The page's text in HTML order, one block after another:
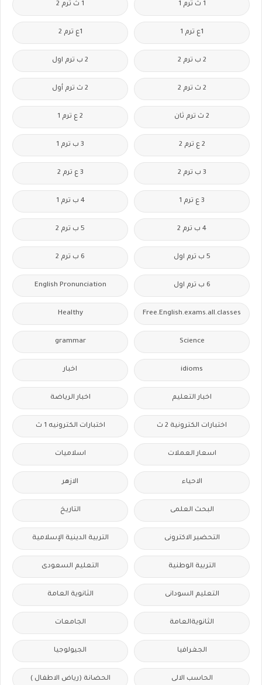
1 ث ترم 1 1 ث ترم 2
1ع ترم 1 1ع ترم 2
2 ب ترم 2 2 ب ترم اول
2 ث ترم 2 2 ث ترم أول
2 ث ترم ثان 2 ع ترم 1
2 ع ترم 2 3 ب ترم 1
3 ب ترم 2 3 ع ترم 2
3 ع ترم 1 4 ب ترم 1
4 ب ترم 2 5 ب ترم 2
5 ب ترم اول 6 ب ترم 2
6 ب ترم اول English Pronunciation
Free.English.exams.all.classes
Healthy
Science
grammar
idioms اخبار
اخبار التعليم اخبار الرياضة
اختبارات الكترونية 2 ث اختبارات الكترونيه 1 ث
اسعار العملات اسلاميات
الاحياء الازهر
البحث العلمى التاريخ
التحضير الاكترونى التربية الدينية الإسلامية
التربية الوطنية التعليم السعودى
التعليم السودانى الثانوية العامة
الثانويةالعامة الجامعات
الجغرافيا الجيولوجيا
الحاسب الالى الحضانة (رياض الاطفال )